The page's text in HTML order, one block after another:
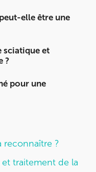
elle être une
sciatique et
?
pour une
reconnaître ?
traitement de la